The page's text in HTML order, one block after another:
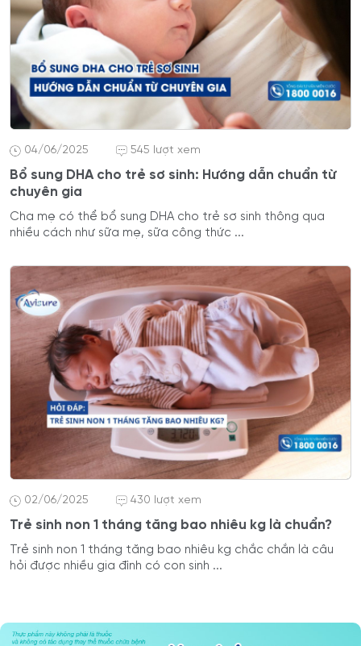
04/06/2025 545 lượt xem
Bổ sung DHA cho trẻ sơ sinh: Hướng dẫn chuẩn từ
chuyên gia
Cha mẹ có thể bổ sung DHA cho trẻ sơ sinh thông qua
nhiều cách như sữa mẹ, sữa công thức ...
02/06/2025 430 lượt xem
Trẻ sinh non 1 tháng tăng bao nhiêu kg là chuẩn?
Trẻ sinh non 1 tháng tăng bao nhiêu kg chắc chắn là câu
hỏi được nhiều gia đình có con sinh ...